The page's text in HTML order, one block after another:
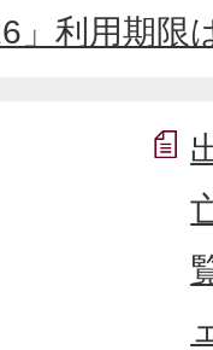
」利用期限